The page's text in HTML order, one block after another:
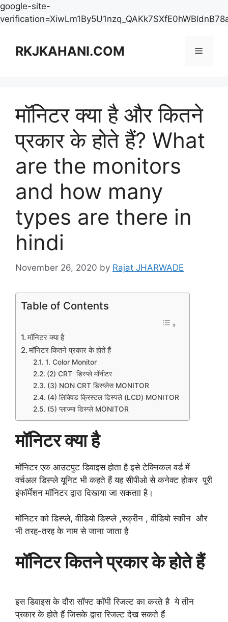
google-site-
contentRKJKAHANI.COM Menu
मॉनिटर क्या है और कितने
प्रकार के होते हैं? What
are the monitors
and how many
types are there in
hindi
November 26, 2020 by Rajat JHARWADE
Table of Contents
मॉनिटर क्या है
मॉनिटर कितने प्रकार के होते हैं
1. Color Monitor
(2) CRT डिस्प्ले मॉनीटर
(3) NON CRT डिस्प्लेस MONITOR
(4) लिक्विड क्रिस्टल डिस्पले (LCD) MONITOR
(5) प्लाज्मा डिस्प्ले MONITOR
मॉनिटर क्या है
मॉनिटर एक आउटपुट डिवाइस होता है इसे टेक्निकल वर्ड में
वर्चअल डिस्प्ले यूनिट भी कहते हैं यह सीपीओ से कनेक्ट होकर पूरी
इंफॉर्मेशन मॉनिटर द्वारा दिखाया जा सकताा है।
मॉनिटर को डिस्प्ले, वीडियो डिस्प्ले ,स्क्रीन , वीडियो स्कीन और
भी तरह-तरह के नाम से जाना जाता है
मॉनिटर कितने प्रकार के होते हैं
इस डिवाइस के दौरा सॉफ्ट कॉपी रिजल्ट का करते है ये तीन
प्रकार के होते हैं जिसके द्वारा रिजल्ट देख सकते हैं